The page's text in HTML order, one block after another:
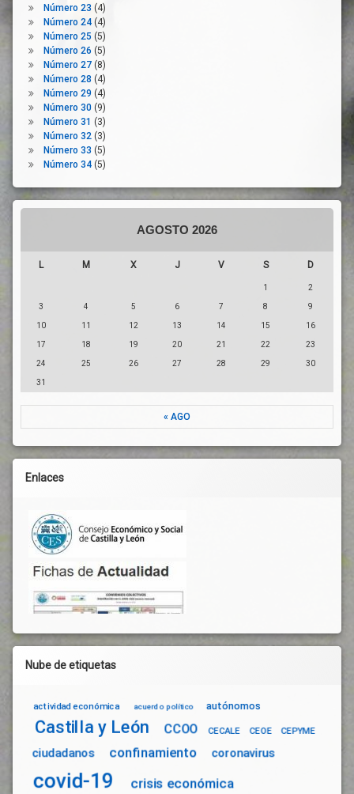
Formación
Gastronomía
I+D+i
Industria
Agroalimentaria
Innovación
Jóvenes
Medio
Ambiente
Mayorista
Productivo
Naciones
Naturaleza
OPAS
Organizaciones
Profesionales
Agrarias
PAC
Pacto
Europeo
Activa
De
Empleo
Agrarios
Productividad
Progreso
Reconocimiento
Reconstrucción
Rural
Sector
Agrario
Número 23 (4)
Número 24(4)
Número 25 (5)
Número 26 (5)
Número 27(8)
Número 28 (4)
Número 29 (4)
Número 30(9)
Número 31 (3)
Número 32(3)
Número 33 (5)
Número 34(5)
AGOSTO 2026
L M X J V S D
1 2
3 4 5 6 7 8 9
10 11 12 13 14 15 16
17 18 19 20 21 22 23
24 25 26 27 28 29 30
31
« AGO
Enlaces
Nube de etiquetas
actividad económica acuerdo político autónomos
Castilla y León CCOO CECALE CEOE CEPYME
ciudadanos confinamiento coronavirus
covid-19 crisis económica